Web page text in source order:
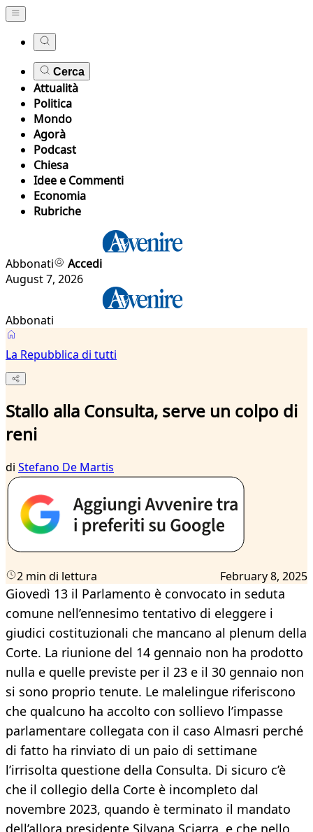
Cerca
Attualità
Politica
Mondo
Agorà
Podcast
Chiesa
Idee e Commenti
Economia
Rubriche
Abbonati
Accedi
August 7, 2026
Abbonati
La Repubblica di tutti
Stallo alla Consulta, serve un colpo di
reni
di Stefano De Martis
2 min di lettura February 8, 2025
Giovedì 13 il Parlamento è convocato in seduta
comune nell’ennesimo tentativo di eleggere i
giudici costituzionali che mancano al plenum della
Corte. La riunione del 14 gennaio non ha prodotto
nulla e quelle previste per il 23 e il 30 gennaio non
si sono proprio tenute. Le malelingue riferiscono
che qualcuno ha accolto con sollievo l’impasse
parlamentare collegata con il caso Almasri perché
di fatto ha rinviato di un paio di settimane
l’irrisolta questione della Consulta. Di sicuro c’è
che il collegio della Corte è incompleto dal
novembre 2023, quando è terminato il mandato
dell’allora presidente Silvana Sciarra, e che nello